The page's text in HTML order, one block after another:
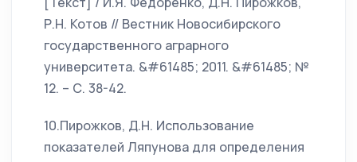
Р.Н. Котов // Вестник Новосибирского
государственного аграрного
университета. &#61485; 2011. &#61485; №
12. – С. 38-42.
10.Пирожков, Д.Н. Использование
показателей Ляпунова для определения